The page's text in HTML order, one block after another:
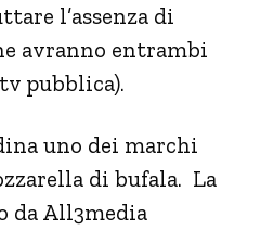
l’assenza di
avranno entrambi
pubblica).
uno dei marchi
di bufala. La
da All3media